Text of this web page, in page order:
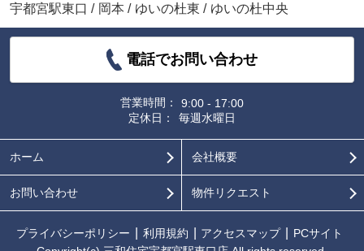
宇都宮駅東口 / 岡本 / ゆいの杜東 / ゆいの杜中央
電話でお問い合わせ
営業時間：
9:00 - 17:00
定休日：
毎週水曜日
ホーム 会社概要
お問い合わせ 物件リクエスト
プライバシーポリシー 利用規約 アクセスマップ
PCサイト